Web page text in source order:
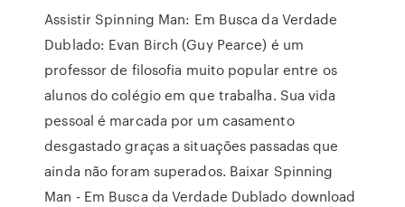
Assistir Spinning Man: Em Busca da Verdade
Dublado: Evan Birch (Guy Pearce) é um
professor de filosofia muito popular entre os
alunos do colégio em que trabalha. Sua vida
pessoal é marcada por um casamento
desgastado graças a situações passadas que
ainda não foram superados. Baixar Spinning
Man - Em Busca da Verdade Dublado download